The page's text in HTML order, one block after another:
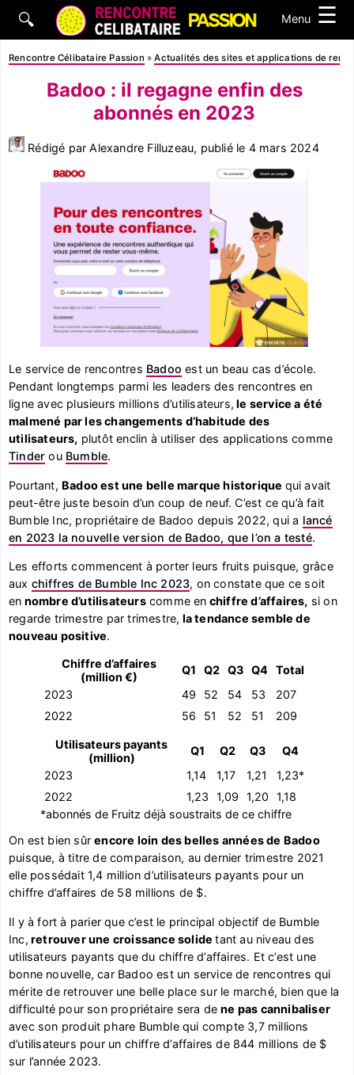
🔍 Menu ☰
Rencontre Célibataire Passion »Actualités des sites et applications de
Badoo : il regagne enfin des
abonnés en 2023
Rédigé par Alexandre Filluzeau, publié le 4 mars 2024
Le service de rencontres Badoo est un beau cas d’école.
Pendant longtemps parmi les leaders des rencontres en
ligne avec plusieurs millions d’utilisateurs, le service a été
malmené par les changements d’habitude des
utilisateurs, plutôt enclin à utiliser des applications comme
Tinder ou Bumble.
Pourtant, Badoo est une belle marque historique qui avait
peut-être juste besoin d’un coup de neuf. C’est ce qu’à fait
Bumble Inc, propriétaire de Badoo depuis 2022, qui a lancé
en 2023 la nouvelle version de Badoo, que l’on a testé.
Les efforts commencent à porter leurs fruits puisque, grâce
aux chiffres de Bumble Inc 2023, on constate que ce soit
en nombre d’utilisateurscomme en chiffre d’affaires, si on
regarde trimestre par trimestre, la tendance semble de
nouveau positive.
Chiffre d’affaires
(million €)
Q1 Q2 Q3 Q4 Total
2023
49 52 54 53
207
2022
56 51 52 51 209
Utilisateurs payants
(million)
Q1 Q2 Q3
Q4
2023
1,14 1,17 1,21
1,23*
2022
1,23 1,09 1,20
1,18
*abonnés de Fruitz déjà soustraits de ce chiffre
On est bien sûrencore loin des belles années de Badoo
puisque, à titre de comparaison, au dernier trimestre 2021
elle possédait 1,4 million d’utilisateurs payants pour un
chiffre d’affaires de 58 millions de $.
Il y à fort à parier que c’est le principal objectif de Bumble
Inc, retrouver une croissance solidetant au niveau des
utilisateurs payants que du chiffre d’affaires. Et c’est une
bonne nouvelle, car Badoo est un service de rencontres qui
mérite de retrouver une belle place sur le marché, bien que la
difficulté pour son propriétaire sera dene pas cannibaliser
avec son produit phare Bumble qui compte 3,7 millions
d’utilisateurs pour un chiffre d’affaires de 844 millions de $
sur l’année 2023.